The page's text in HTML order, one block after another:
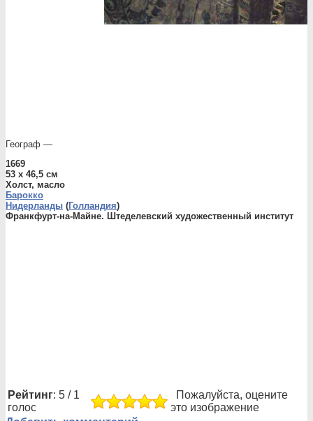
Географ —
1669
53 x 46,5 см
Холст, масло
Барокко
Нидерланды (Голландия)
Франкфурт-на-Майне. Штеделевский художественный институт
Рейтинг: 5 / 1
голос
Пожалуйста, оцените
это изображение